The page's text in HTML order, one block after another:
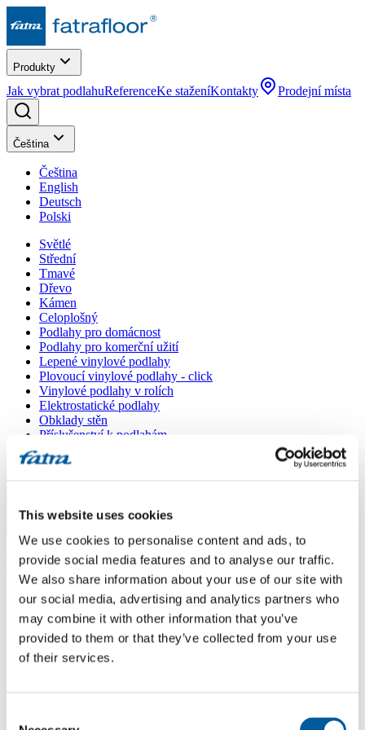
This website uses cookies
We use cookies to personalise content and ads, to
provide social media features and to analyse our traffic.
We also share information about your use of our site with
our social media, advertising and analytics partners who
may combine it with other information that you’ve
provided to them or that they’ve collected from your use
of their services.
Produkty
Jak vybrat podlahuReferenceKe staženíKontakty Prodejní místa
Čeština
Čeština
English
Deutsch
Polski
Světlé
Střední
Tmavé
Dřevo
Kámen
Celoplošný
Podlahy pro domácnost
Podlahy pro komerční užití
Lepené vinylové podlahy
Plovoucí vinylové podlahy - click
Vinylové podlahy v rolích
Elektrostatické podlahy
Obklady stěn
Příslušenství k podlahám
Všechny podlahy
Menu
Domů
Prodejní místa/
KERAMIKA SOUKUP
KERAMIKA SOUKUP